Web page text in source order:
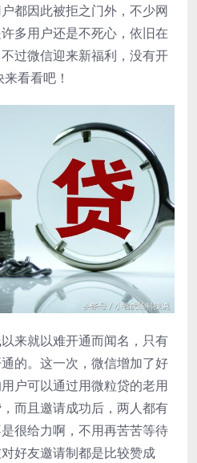
都因此被拒之门外，不少网
多用户还是不死心，依旧在
过微信迎来新福利，没有开
看看吧！
来就以难开通而闻名，只有
的。这一次，微信增加了好
户可以通过用微粒贷的老用
而且邀请成功后，两人都有
很给力啊，不用再苦苦等待
好友邀请制都是比较赞成